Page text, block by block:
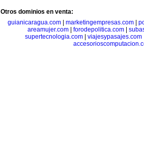
Otros dominios en venta:
guianicaragua.com
marketingempresas.com
areamujer.com
forodepolitica.com
supertecnologia.com| viajesypasajes.com